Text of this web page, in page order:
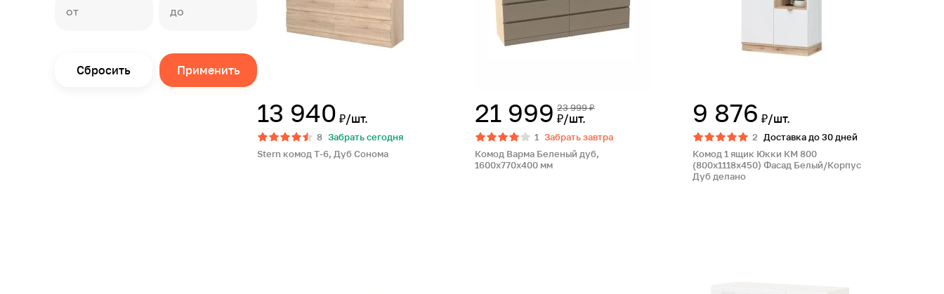
Сбросить Применить
13 940 ₽/шт.
8 Забрать сегодня
Stern комод Т-6, Дуб Сонома
23 999 ₽
21 999 ₽/шт.
1 Забрать завтра
Комод Варма Беленый дуб,
1600х770х400 мм
9 876 ₽/шт.
2
Доставка до 30 дней
Комод 1 ящик Юкки КМ 800
(800х1118х450) Фасад Белый/Корпус
Дуб делано